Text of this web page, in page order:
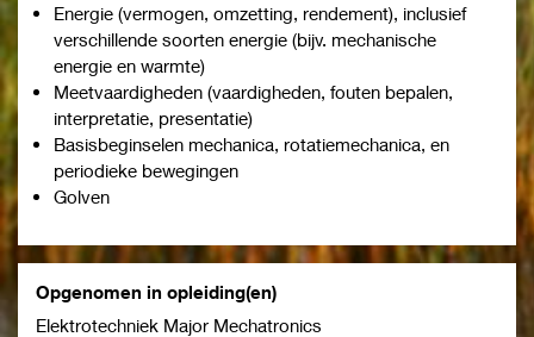
Energie (vermogen, omzetting, rendement), inclusief
verschillende soorten energie (bijv. mechanische
energie en warmte)
Meetvaardigheden (vaardigheden, fouten bepalen,
interpretatie, presentatie)
Basisbeginselen mechanica, rotatiemechanica, en
periodieke bewegingen
Golven
Opgenomen in opleiding(en)
Elektrotechniek Major Mechatronics